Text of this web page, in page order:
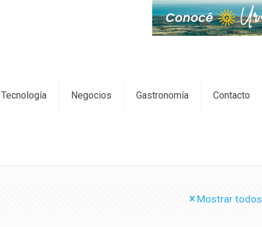
Tecnología Negocios Gastronomía Contacto
Mostrar todos